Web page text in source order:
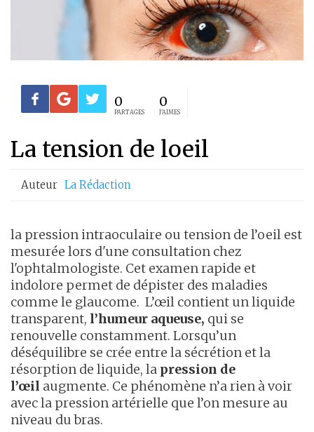
0
PARTAGES
0
J'AIMES
La tension de loeil
Auteur La Rédaction
la pression intraoculaire ou tension de l’oeil est
mesurée lors d'une consultation chez
l'ophtalmologiste. Cet examen rapide et
indolore permet de dépister des maladies
comme le glaucome. L’œil contient un liquide
transparent, l’humeur aqueuse, qui se
renouvelle constamment. Lorsqu’un
déséquilibre se crée entre la sécrétion et la
résorption de liquide, la pression de
l’œil augmente. Ce phénomène n’a rien à voir
avec la pression artérielle que l’on mesure au
niveau du bras.